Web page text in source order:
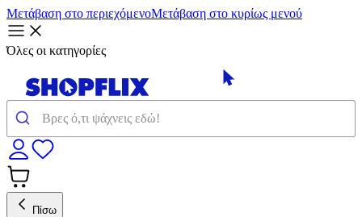
Μετάβαση στο περιεχόμενοΜετάβαση στο κυρίως μενού
Όλες οι κατηγορίες
Πίσω